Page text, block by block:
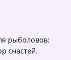
рыболовов:
снастей.